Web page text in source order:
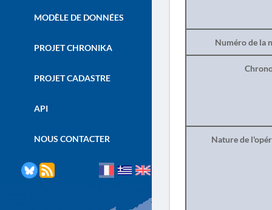
MODÈLE DE DONNÉES
PROJET CHRONIKA
PROJET CADASTRE
API
NOUS CONTACTER
Numéro de la
Nature de